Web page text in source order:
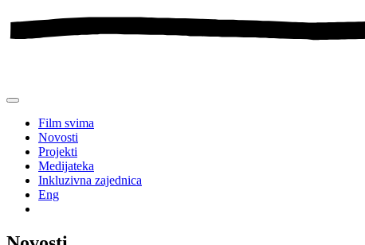
Film svima
Novosti
Projekti
Medijateka
Inkluzivna zajednica
Eng